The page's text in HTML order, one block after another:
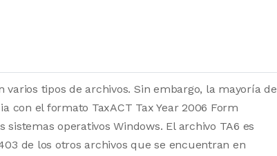
tipos de archivos. Sin embargo, la mayoría de
con el formato TaxACT Tax Year 2006 Form
operativos Windows. El archivo TA6 es
de los otros archivos que se encuentran en